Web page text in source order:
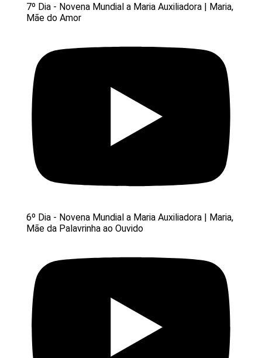
7º Dia - Novena Mundial a Maria Auxiliadora | Maria,
Mãe do Amor
6º Dia - Novena Mundial a Maria Auxiliadora | Maria,
Mãe da Palavrinha ao Ouvido